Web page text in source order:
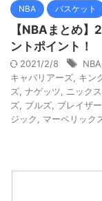
NBA バスケット
【NBAまとめ
ントポイント！
2021/2/8 NBA
キャバリアーズ キン
ズ ナゲッツ ニックス
ズ ブルズ ブレイザ
ジック
マーベリック